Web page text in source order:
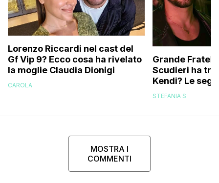
Lorenzo Riccardi nel cast del
Gf Vip 9? Ecco cosa ha rivelato
la moglie Claudia Dionigi
CAROLA
Grande
Scudieri ha
Kendi? Le
replica dell’ex
STEFANIA S
MOSTRA I
COMMENTI